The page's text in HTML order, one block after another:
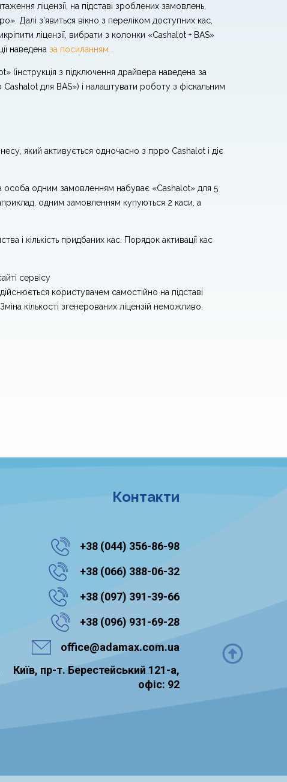
ліцензії, на підставі зроблених замовлень,
Далі з’явиться вікно з переліком доступних кас,
ліцензії, вибрати з колонки «Cashalot + BAS»
наведена за посиланням
(інструкція з підключення драйвера наведена за
для BAS») і налаштувати роботу з фіскальним
який активується одночасно з прро Cashalot і діє
особа одним замовленням набуває «Cashalot» для 5
одним замовленням купуються 2 каси, а
кількість придбаних кас. Порядок активації кас
сервісу
користувачем самостійно на підставі
кількості згенерованих ліцензій неможливо.
Контакти
+38 ‎(044) 356-86-98
‎ +38 (066) 388-06-32
‎ ‎+38 (097) 391-39-66
+38 ‎(096) 931-69-28
office@adamax.com.ua
Київ, пр-т. Берестейський 121-а,
офіс: 92